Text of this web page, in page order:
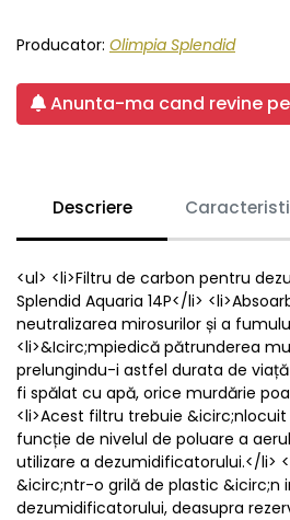
Producator: Olimpia Splendid
Anunta-ma cand revine
Descriere
<ul> <li>Filtru de carbon pentru
Splendid Aquaria 14P</li>
neutralizarea mirosurilor și a
<li>&Icirc;mpiedică pătrunderea
prelungindu-i astfel durata de
fi spălat cu apă, orice murdărie
<li>Acest filtru trebuie
funcție de nivelul de poluare a
utilizare a dezumidificatorului.</li>
&icirc;ntr-o grilă de plastic &icirc;n
dezumidificatorului, deasupra